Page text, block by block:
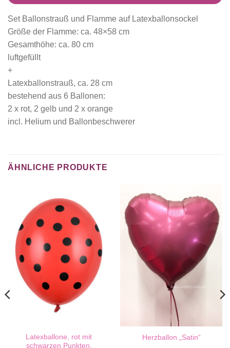
Set Ballonstrauß und Flamme auf Latexballonsockel
Größe der Flamme: ca. 48×58 cm
Gesamthöhe: ca. 80 cm
luftgefüllt
+
Latexballonstrauß, ca. 28 cm
bestehend aus 6 Ballonen:
2 x rot, 2 gelb und 2 x orange
incl. Helium und Ballonbeschwerer
ÄHNLICHE PRODUKTE
Latexballone, rot mit
schwarzen Punkten,
Herzballon „Satin“